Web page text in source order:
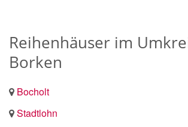
Reihenhäuser im
Borken
Bocholt
Stadtlohn